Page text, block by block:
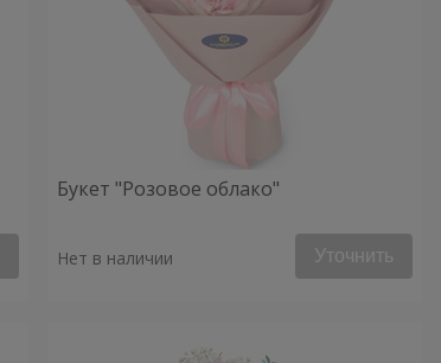
Букет "Розовое облако"
Нет в наличии Уточнить